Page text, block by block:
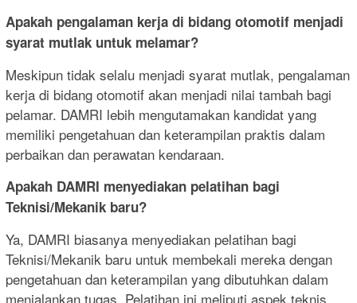
Apakah pengalaman kerja di bidang otomotif menjadi
syarat mutlak untuk melamar?
Meskipun tidak selalu menjadi syarat mutlak, pengalaman
kerja di bidang otomotif akan menjadi nilai tambah bagi
pelamar. DAMRI lebih mengutamakan kandidat yang
memiliki pengetahuan dan keterampilan praktis dalam
perbaikan dan perawatan kendaraan.
Apakah DAMRI menyediakan pelatihan bagi
Teknisi/Mekanik baru?
Ya, DAMRI biasanya menyediakan pelatihan bagi
Teknisi/Mekanik baru untuk membekali mereka dengan
pengetahuan dan keterampilan yang dibutuhkan dalam
menjalankan tugas. Pelatihan ini meliputi aspek teknis,